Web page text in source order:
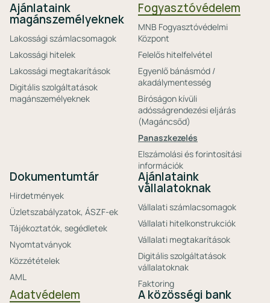
Ajánlataink
magánszemélyeknek
Lakossági számlacsomagok
Lakossági hitelek
Lakossági megtakarítások
Digitális szolgáltatások
magánszemélyeknek
Fogyasztóvédelem
MNB Fogyasztóvédelmi
Központ
Felelős hitelfelvétel
Egyenlő bánásmód /
akadálymentesség
Bíróságon kívüli
adósságrendezési eljárás
(Magáncsőd)
Panaszkezelés
Elszámolási és forintosítási
információk
Dokumentumtár
Hirdetmények
Üzletszabályzatok, ÁSZF-ek
Tájékoztatók, segédletek
Nyomtatványok
Közzétételek
AML
Ajánlataink
vállalatoknak
Vállalati számlacsomagok
Vállalati hitelkonstrukciók
Vállalati megtakarítások
Digitális szolgáltatások
vállalatoknak
Faktoring
Adatvédelem
A közösségi bank